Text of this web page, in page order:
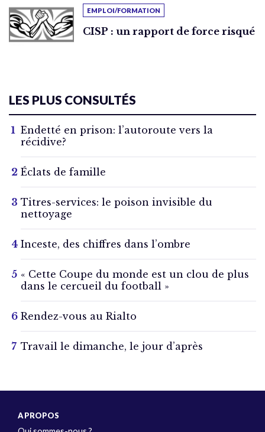
EMPLOI/FORMATION
CISP : un rapport de force risqué
LES PLUS CONSULTÉS
Endetté en prison: l’autoroute vers la
récidive?
Éclats de famille
Titres-services: le poison invisible du
nettoyage
Inceste, des chiffres dans l’ombre
« Cette Coupe du monde est un clou de plus
dans le cercueil du football »
Rendez-vous au Rialto
Travail le dimanche, le jour d’après
A PROPOS